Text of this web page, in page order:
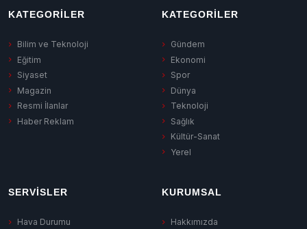
KATEGORILER
Bilim ve Teknoloji
Eğitim
Siyaset
Magazin
Resmi İlanlar
Haber Reklam
KATEGORILER
Gündem
Ekonomi
Spor
Dünya
Teknoloji
Sağlık
Kültür-Sanat
Yerel
SERVISLER
Hava Durumu
KURUMSAL
Hakkımızda